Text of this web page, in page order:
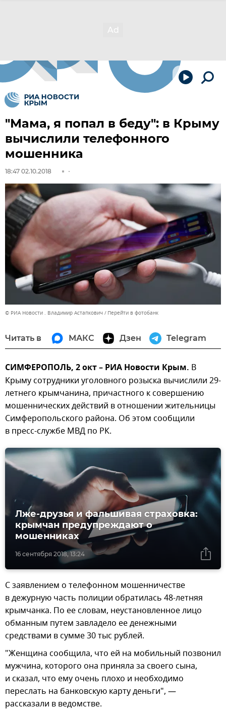
"Мама, я попал в беду": в Крыму
вычислили телефонного
мошенника
18:47 02.10.2018
© РИА Новости . Владимир Астапкович Перейти в фотобанк
Читать в МАКС Дзен Telegram
СИМФЕРОПОЛЬ, 2 окт – РИА Новости Крым. В
Крыму сотрудники уголовного розыска вычислили 29-
летнего крымчанина, причастного к совершению
мошеннических действий в отношении жительницы
Симферопольского района. Об этом сообщили
в пресс-службе МВД по РК.
16 сентября 2018, 13:24
Лже-друзья и фальшивая страховка:
крымчан предупреждают о
мошенниках
С заявлением о телефонном мошенничестве
в дежурную часть полиции обратилась 48-летняя
крымчанка. По ее словам, неустановленное лицо
обманным путем завладело ее денежными
средствами в сумме 30 тыс рублей.
"Женщина сообщила, что ей на мобильный позвонил
мужчина, которого она приняла за своего сына,
и сказал, что ему очень плохо и необходимо
переслать на банковскую карту деньги", —
рассказали в ведомстве.